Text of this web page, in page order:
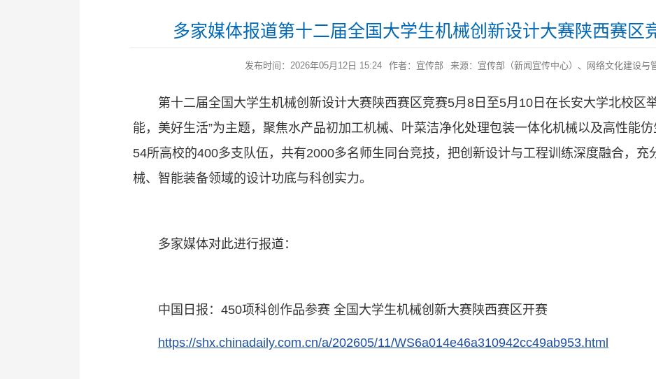
多家媒体报道第十二届全国大学生机械创新设计大赛陕西赛区
发布时间：2026年05月12日 15:24 作者：宣传部 来源：宣传部（新闻宣传中心）、网络文化建设与
第十二届全国大学生机械创新设计大赛陕西赛区竞赛5月8日至5月10日在长安大学北校区
能，美好生活”为主题，聚焦水产品初加工机械、叶菜洁净化处理包装一体化机械以及高性能
54所高校的400多支队伍，共有2000多名师生同台竞技，把创新设计与工程训练深度融合，充
械、智能装备领域的设计功底与科创实力。
多家媒体对此进行报道：
中国日报：450项科创作品参赛 全国大学生机械创新大赛陕西赛区开赛
https://shx.chinadaily.com.cn/a/202605/11/WS6a014e46a310942cc49ab953.html